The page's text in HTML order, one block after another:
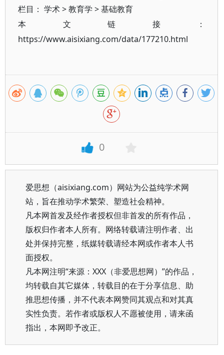
栏目： 学术>教育学 >基础教育
本文链接：
https://www.aisixiang.com/data/177210.html
0
爱思想（aisixiang.com）网站为公益纯学术网
站，旨在推动学术繁荣、塑造社会精神。
凡本网首发及经作者授权但非首发的所有作品，
版权归作者本人所有。网络转载请注明作者、出
处并保持完整，纸媒转载请经本网或作者本人书
面授权。
凡本网注明“来源：XXX（非爱思想网）”的作品，
均转载自其它媒体，转载目的在于分享信息、助
推思想传播，并不代表本网赞同其观点和对其真
实性负责。若作者或版权人不愿被使用，请来函
指出，本网即予改正。